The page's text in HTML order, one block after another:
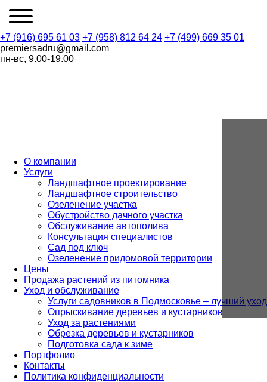
+7 (916) 695 61 03 +7 (958) 812 64 24 +7 (499) 669 35 01
premiersadru@gmail.com
пн-вс, 9.00-19.00
О компании
Услуги
Ландшафтное проектирование
Ландшафтное строительство
Озеленение участка
Обустройство дачного участка
Обслуживание автополива
Консультация специалистов
Сад под ключ
Озеленение придомовой территории
Цены
Продажа растений из питомника
Уход и обслуживание
Услуги садовников в Подмосковье – лучший
Опрыскивание деревьев и кустарников
Уход за растениями
Обрезка деревьев и кустарников
Подготовка сада к зиме
Портфолио
Контакты
Политика конфиденциальности